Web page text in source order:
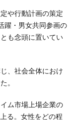
や行動計画の策定
躍・男女共同参画の
も念頭に置いてい
、社会全体におけ
。
ム市場上場企業の
る。女性をどの程